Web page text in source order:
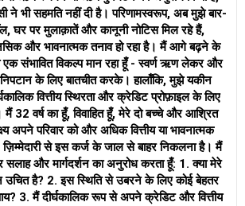
में सूचीबद्ध करें:
(उदाहरण के लिए, क्रेडिटबी, इंस्टामनी, किश्त,
के लिए, मुथूट, कोटक, फुलर्टन)
पर ध्यान दें, क्योंकि उनकी ब्याज दरें बहुत ज़्यादा
करें
करें और अपनी वित्तीय स्थिति के बारे में बताएं।
स्थगन या पुनर्गठन का अनुरोध करें।
ने भी सहमति नहीं दी है। परिणामस्वरूप, अब मुझे बार-
घर पर मुलाक़ातें और कानूनी नोटिस मिल रहे हैं,
भावनात्मक तनाव हो रहा है। मैं आगे बढ़ने के
संभावित विकल्प मान रहा हूँ - स्वर्ण ऋण लेकर और
के लिए बातचीत करके। हालाँकि, मुझे यकीन
वित्तीय स्थिरता और क्रेडिट प्रोफ़ाइल के लिए
अपने परिवार को और अधिक वित्तीय या भावनात्मक
ज़िम्मेदारी से इस कर्ज के जाल से बाहर निकलना है। मैं
और मार्गदर्शन का अनुरोध करता हूँ: 1. क्या मेरे
के लिए कोई बेहतर
वित्तीय